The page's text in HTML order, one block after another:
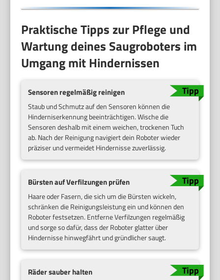
Praktische Tipps zur Pflege und
Wartung deines Saugroboters im
Umgang mit Hindernissen
Sensoren regelmäßig reinigen
Staub und Schmutz auf den Sensoren können die
Hinderniserkennung beeinträchtigen. Wische die
Sensoren deshalb mit einem weichen, trockenen Tuch
ab. Nach der Reinigung navigiert dein Roboter wieder
präziser und vermeidet Hindernisse zuverlässig.
Bürsten auf Verfilzungen prüfen
Haare oder Fasern, die sich um die Bürsten wickeln,
schränken die Reinigungsleistung ein und können den
Roboter festsetzen. Entferne Verfilzungen regelmäßig
und sorge so dafür, dass der Roboter glatter über
Hindernisse hinwegfährt und gründlicher saugt.
Räder sauber halten